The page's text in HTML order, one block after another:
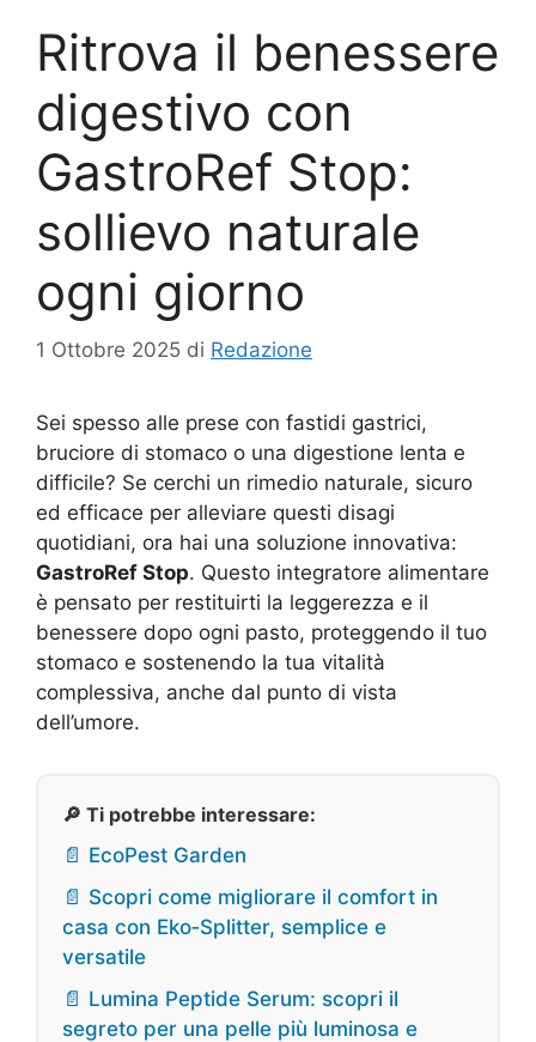
Ritrova il benessere
digestivo con
GastroRef Stop:
sollievo naturale
ogni giorno
1 Ottobre 2025 di Redazione
Sei spesso alle prese con fastidi gastrici,
bruciore di stomaco o una digestione lenta e
difficile? Se cerchi un rimedio naturale, sicuro
ed efficace per alleviare questi disagi
quotidiani, ora hai una soluzione innovativa:
GastroRef Stop. Questo integratore alimentare
è pensato per restituirti la leggerezza e il
benessere dopo ogni pasto, proteggendo il tuo
stomaco e sostenendo la tua vitalità
complessiva, anche dal punto di vista
dell’umore.
🔎 Ti potrebbe interessare:
📄 EcoPest Garden
📄 Scopri come migliorare il comfort in
casa con Eko‑Splitter, semplice e
versatile
📄 Lumina Peptide Serum: scopri il
segreto per una pelle più luminosa e